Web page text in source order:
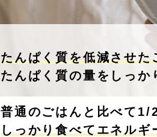
たんぱく質を低減させた
たんぱく質の量をしっか
普通のごはんと比べて1/
しっかり食べてエネルギ